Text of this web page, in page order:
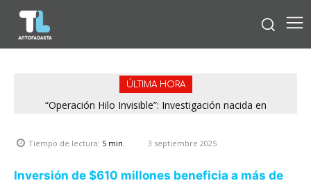
ÚLTIMA HORA
“Operación Hilo Invisible”: Investigación nacida en
Tiempo de lectura: 5 min. 3 septiembre 2025
Inversión de $610 millones beneficia a más de